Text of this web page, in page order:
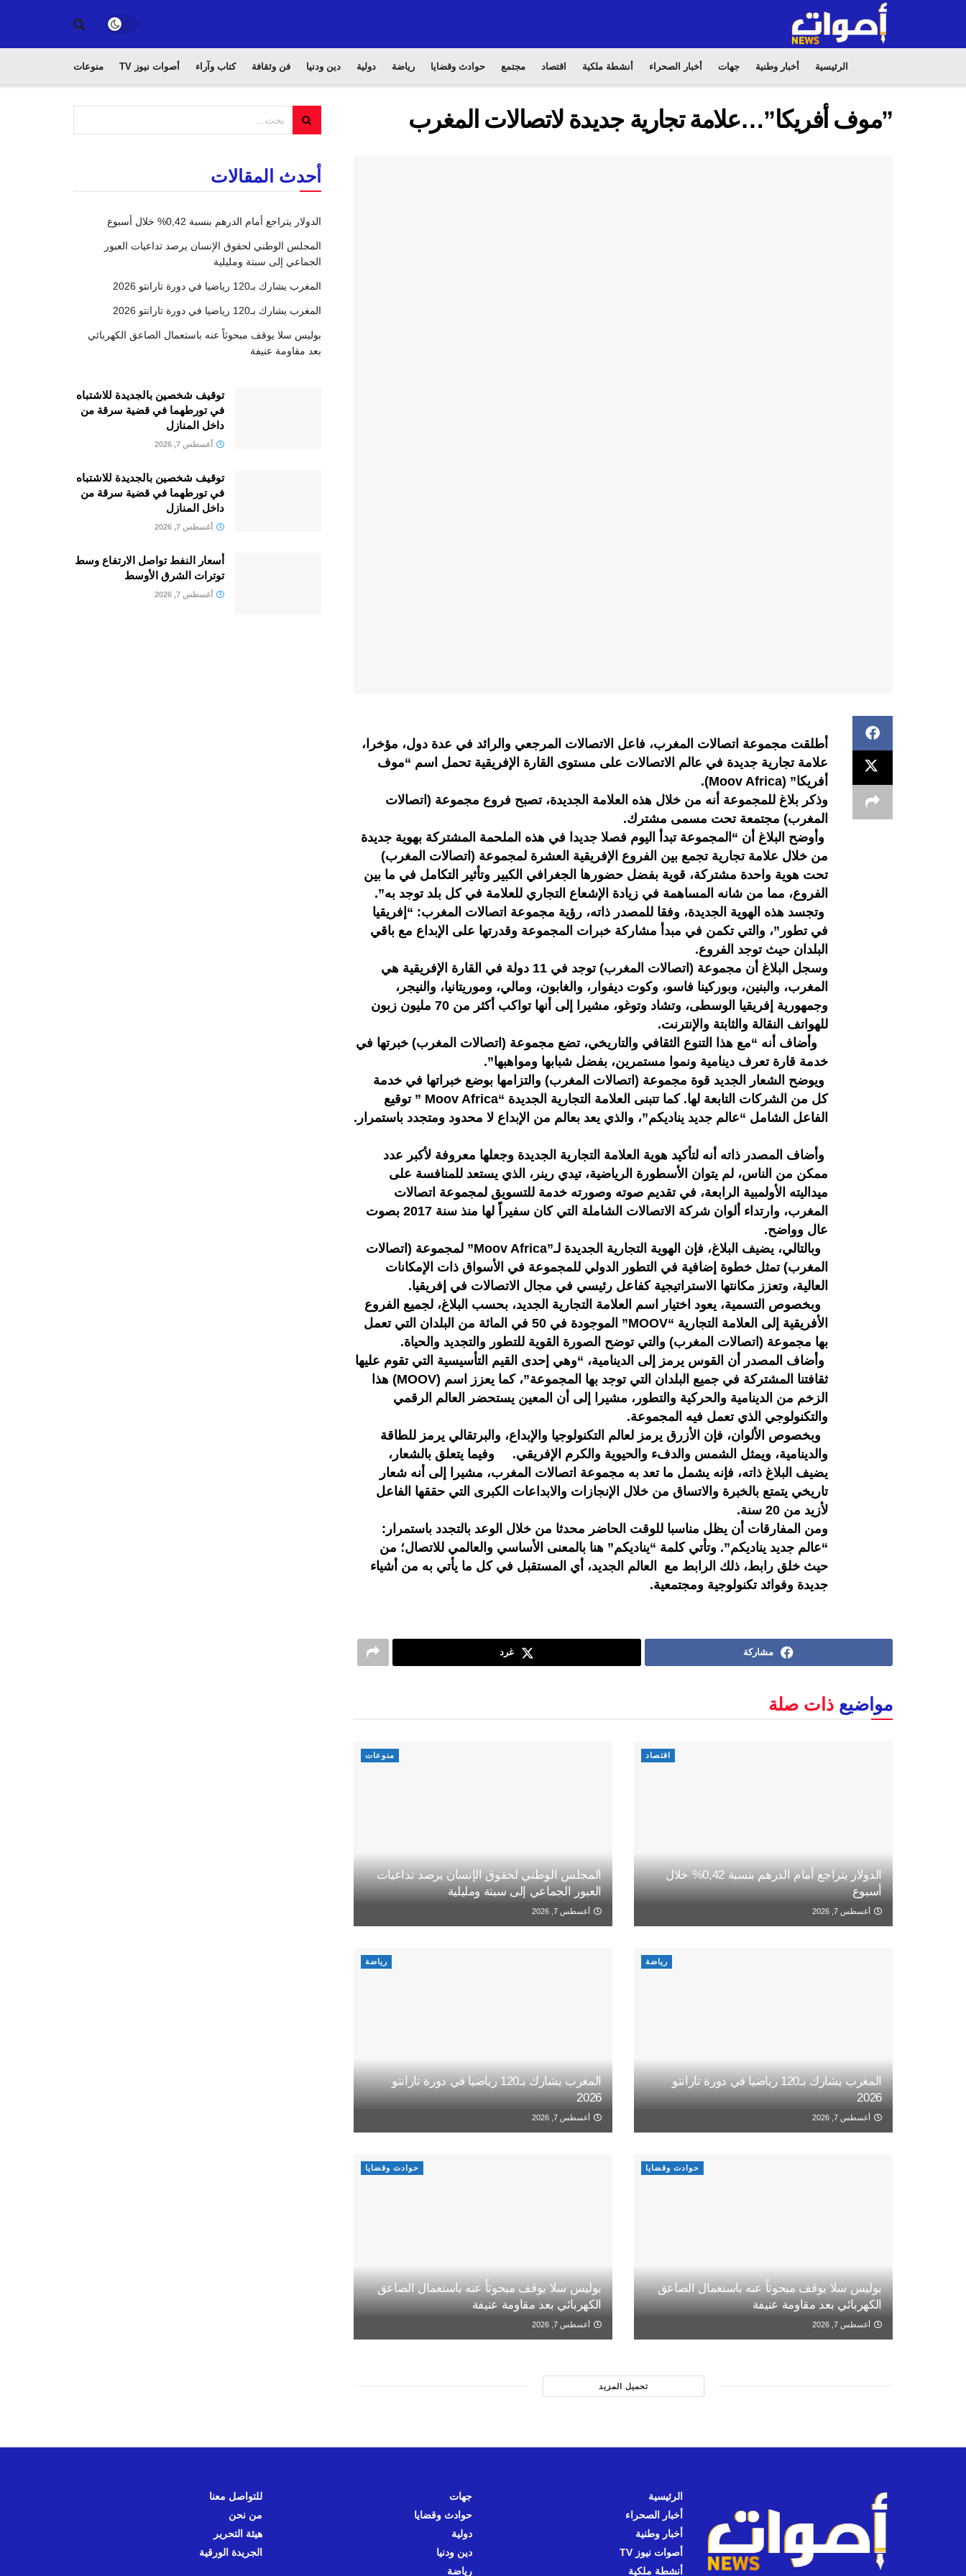
الرئيسية أخبار وطنية جهات أخبار الصحراء أنشطة ملكية اقتصاد مجتمع حوادث وقضايا رياضة دولية دين ودنيا فن وثقافة كتاب وآراء أصوات نيوز TV منوعات
”موف أفريكا”…علامة تجارية جديدة لاتصالات المغرب
أطلقت مجموعة اتصالات المغرب، فاعل الاتصالات المرجعي والرائد في عدة دول، مؤخرا،
علامة تجارية جديدة في عالم الاتصالات على مستوى القارة الإفريقية تحمل اسم “موف
أفريكا” (Moov Africa).
وذكر بلاغ للمجموعة أنه من خلال هذه العلامة الجديدة، تصبح فروع مجموعة (اتصالات
المغرب) مجتمعة تحت مسمى مشترك.
وأوضح البلاغ أن “المجموعة تبدأ اليوم فصلا جديدا في هذه الملحمة المشتركة بهوية جديدة
من خلال علامة تجارية تجمع بين الفروع الإفريقية العشرة لمجموعة (اتصالات المغرب)
تحت هوية واحدة مشتركة، قوية بفضل حضورها الجغرافي الكبير وتأثير التكامل في ما بين
الفروع، مما من شانه المساهمة في زيادة الإشعاع التجاري للعلامة في كل بلد توجد به”.
وتجسد هذه الهوية الجديدة، وفقا للمصدر ذاته، رؤية مجموعة اتصالات المغرب: “إفريقيا
في تطور”، والتي تكمن في مبدأ مشاركة خبرات المجموعة وقدرتها على الإبداع مع باقي
البلدان حيث توجد الفروع.
وسجل البلاغ أن مجموعة (اتصالات المغرب) توجد في 11 دولة في القارة الإفريقية هي
المغرب، والبنين، وبوركينا فاسو، وكوت ديفوار، والغابون، ومالي، وموريتانيا، والنيجر،
وجمهورية إفريقيا الوسطى، وتشاد وتوغو، مشيرا إلى أنها تواكب أكثر من 70 مليون زبون
للهواتف النقالة والثابتة والإنترنت.
وأضاف أنه “مع هذا التنوع الثقافي والتاريخي، تضع مجموعة (اتصالات المغرب) خبرتها في
خدمة قارة تعرف دينامية ونموا مستمرين، بفضل شبابها ومواهبها”.
ويوضح الشعار الجديد قوة مجموعة (اتصالات المغرب) والتزامها بوضع خبراتها في خدمة
كل من الشركات التابعة لها. كما تتبنى العلامة التجارية الجديدة “Moov Africa ” توقيع
الفاعل الشامل “عالم جديد يناديكم”، والذي يعد بعالم من الإبداع لا محدود ومتجدد باستمرار.
وأضاف المصدر ذاته أنه لتأكيد هوية العلامة التجارية الجديدة وجعلها معروفة لأكبر عدد
ممكن من الناس، لم يتوان الأسطورة الرياضية، تيدي رينر، الذي يستعد للمنافسة على
ميداليته الأولمبية الرابعة، في تقديم صوته وصورته خدمة للتسويق لمجموعة اتصالات
المغرب، وارتداء ألوان شركة الاتصالات الشاملة التي كان سفيراً لها منذ سنة 2017 بصوت
عال وواضح.
وبالتالي، يضيف البلاغ، فإن الهوية التجارية الجديدة لـ”Moov Africa” لمجموعة (اتصالات
المغرب) تمثل خطوة إضافية في التطور الدولي للمجموعة في الأسواق ذات الإمكانات
العالية، وتعزز مكانتها الاستراتيجية كفاعل رئيسي في مجال الاتصالات في إفريقيا.
وبخصوص التسمية، يعود اختيار اسم العلامة التجارية الجديد، بحسب البلاغ، لجميع الفروع
الأفريقية إلى العلامة التجارية “MOOV” الموجودة في 50 في المائة من البلدان التي تعمل
بها مجموعة (اتصالات المغرب) والتي توضح الصورة القوية للتطور والتجديد والحياة.
وأضاف المصدر أن القوس يرمز إلى الدينامية، “وهي إحدى القيم التأسيسية التي تقوم عليها
ثقافتنا المشتركة في جميع البلدان التي توجد بها المجموعة”، كما يعزز اسم (MOOV) هذا
الزخم من الدينامية والحركية والتطور، مشيرا إلى أن المعين يستحضر العالم الرقمي
والتكنولوجي الذي تعمل فيه المجموعة.
وبخصوص الألوان، فإن الأزرق يرمز لعالم التكنولوجيا والإبداع، والبرتقالي يرمز للطاقة
والدينامية، ويمثل الشمس والدفء والحيوية والكرم الإفريقي. وفيما يتعلق بالشعار،
يضيف البلاغ ذاته، فإنه يشمل ما تعد به مجموعة اتصالات المغرب، مشيرا إلى أنه شعار
تاريخي يتمتع بالخبرة والاتساق من خلال الإنجازات والابداعات الكبرى التي حققها الفاعل
لأزيد من 20 سنة.
ومن المفارقات أن يظل مناسبا للوقت الحاضر محدثا من خلال الوعد بالتجدد باستمرار:
“عالم جديد يناديكم”. وتأتي كلمة “يناديكم” هنا بالمعنى الأساسي والعالمي للاتصال؛ من
حيث خلق رابط، ذلك الرابط مع العالم الجديد، أي المستقبل في كل ما يأتي به من أشياء
جديدة وفوائد تكنولوجية ومجتمعية.
مشاركة غرد
مواضيع ذات صلة
اقتصاد
الدولار يتراجع أمام الدرهم بنسبة 0,42% خلال
أسبوع
أغسطس 7, 2026
منوعات
المجلس الوطني لحقوق الإنسان يرصد تداعيات
العبور الجماعي إلى سبتة ومليلية
أغسطس 7, 2026
رياضة
المغرب يشارك بـ120 رياضيا في دورة تارانتو
2026
أغسطس 7, 2026
رياضة
المغرب يشارك بـ120 رياضيا في دورة تارانتو
2026
أغسطس 7, 2026
حوادث وقضايا
بوليس سلا يوقف مبحوثاً عنه باستعمال الصاعق
الكهربائي بعد مقاومة عنيفة
أغسطس 7, 2026
حوادث وقضايا
بوليس سلا يوقف مبحوثاً عنه باستعمال الصاعق
الكهربائي بعد مقاومة عنيفة
أغسطس 7, 2026
تحميل المزيد
أحدث المقالات
الدولار يتراجع أمام الدرهم بنسبة 0,42% خلال أسبوع
المجلس الوطني لحقوق الإنسان يرصد تداعيات العبور
الجماعي إلى سبتة ومليلية
المغرب يشارك بـ120 رياضيا في دورة تارانتو 2026
المغرب يشارك بـ120 رياضيا في دورة تارانتو 2026
بوليس سلا يوقف مبحوثاً عنه باستعمال الصاعق الكهربائي
بعد مقاومة عنيفة
توقيف شخصين بالجديدة للاشتباه
في تورطهما في قضية سرقة من
داخل المنازل
أغسطس 7, 2026
توقيف شخصين بالجديدة للاشتباه
في تورطهما في قضية سرقة من
داخل المنازل
أغسطس 7, 2026
أسعار النفط تواصل الارتفاع وسط
توترات الشرق الأوسط
أغسطس 7, 2026
الرئيسية
أخبار الصحراء
أخبار وطنية
أصوات نيوز TV
أنشطة ملكية
جهات
حوادث وقضايا
دولية
دين ودنيا
رياضة
للتواصل معنا
من نحن
هيئة التحرير
الجريدة الورقية